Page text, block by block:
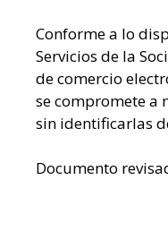
Conforme a lo
Servicios de la
de comercio
se compromete a
sin identificarlas
Documento